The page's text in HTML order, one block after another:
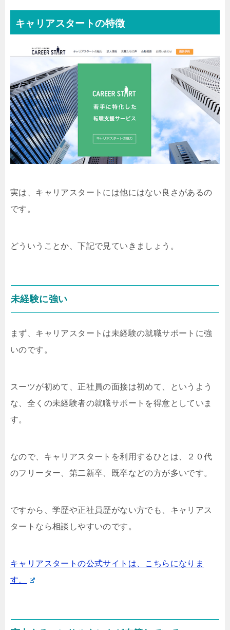
キャリアスタートの特徴
実は、キャリアスタートには他にはない良さがあるの
です。
どういうことか、下記で見ていきましょう。
未経験に強い
まず、キャリアスタートは未経験の就職サポートに強
いのです。
スーツが初めて、正社員の面接は初めて、というよう
な、全くの未経験者の就職サポートを得意としていま
す。
なので、キャリアスタートを利用するひとは、２０代
のフリーター、第二新卒、既卒などの方が多いです。
ですから、学歴や正社員歴がない方でも、キャリアス
タートなら相談しやすいのです。
キャリアスタートの公式サイトは、こちらになりま
す。